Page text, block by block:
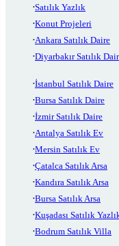
Satılık Yazlık
Konut Projeleri
Ankara Satılık Daire
Diyarbakır Satılık
İstanbul Satılık Daire
Bursa Satılık Daire
İzmir Satılık Daire
Antalya Satılık Ev
Mersin Satılık Ev
Çatalca Satılık Arsa
Kandıra Satılık Arsa
Bursa Satılık Arsa
Kuşadası Satılık
Bodrum Satılık Villa